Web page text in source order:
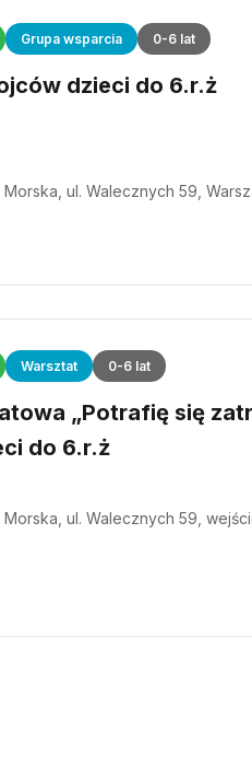
Grupa wsparcia 0-6 lat
dzieci do 6.r.ż
ul. Walecznych 59,
Warsztat 0-6 lat
„Potrafię się
do 6.r.ż
ul. Walecznych 59,